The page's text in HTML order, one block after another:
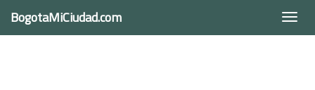
BogotaMiCiudad.com